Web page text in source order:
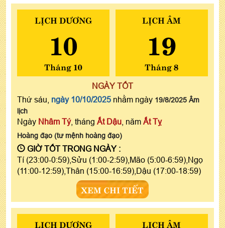
LỊCH DƯƠNG
10
Tháng 10
LỊCH ÂM
19
Tháng 8
NGÀY TỐT
Thứ sáu, ngày 10/10/2025 nhằm ngày 19/8/2025 Âm
lịch
Ngày Nhâm Tý, tháng Ất Dậu , năm Ất Tỵ
Hoàng đạo (tư mệnh hoàng đạo)
GIỜ TỐT TRONG NGÀY :
Tí (23:00-0:59),Sửu (1:00-2:59),Mão (5:00-6:59),Ngọ
(11:00-12:59),Thân (15:00-16:59),Dậu (17:00-18:59)
XEM CHI TIẾT
LỊCH DƯƠNG LỊCH ÂM